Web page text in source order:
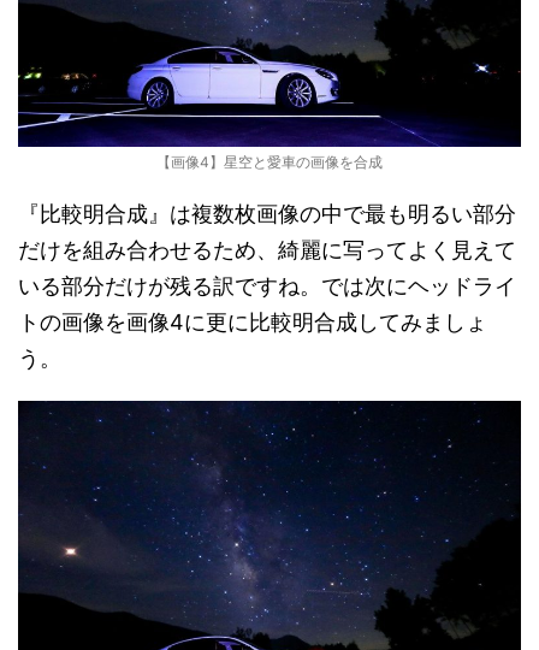
【画像4】星空と愛車の画像を合成
『比較明合成』は複数枚画像の中で最も明るい部分
だけを組み合わせるため、綺麗に写ってよく見えて
いる部分だけが残る訳ですね。では次にヘッドライ
トの画像を画像4に更に比較明合成してみましょ
う。